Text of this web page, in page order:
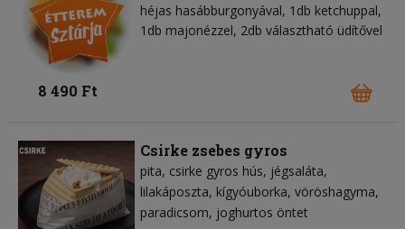
héjas hasábburgonyával, 1db ketchuppal,
1db majonézzel, 2db választható üdítővel
8 490 Ft
Csirke zsebes gyros
pita csirke gyros hús jégsaláta
lilakáposzta kígyóuborka vöröshagyma
paradicsom joghurtos öntet